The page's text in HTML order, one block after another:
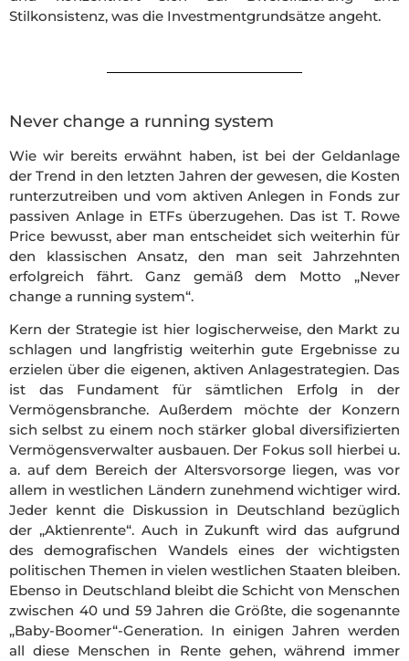
Stilkonsistenz, was die Investmentgrundsätze angeht.
Never change a running system
Wie wir bereits erwähnt haben, ist bei der Geldanlage
der Trend in den letzten Jahren der gewesen, die Kosten
runterzutreiben und vom aktiven Anlegen in Fonds zur
passiven Anlage in ETFs überzugehen. Das ist T. Rowe
Price bewusst, aber man entscheidet sich weiterhin für
den klassischen Ansatz, den man seit Jahrzehnten
erfolgreich fährt. Ganz gemäß dem Motto „Never
change a running system“.
Kern der Strategie ist hier logischerweise, den Markt zu
schlagen und langfristig weiterhin gute Ergebnisse zu
erzielen über die eigenen, aktiven Anlagestrategien. Das
ist das Fundament für sämtlichen Erfolg in der
Vermögensbranche. Außerdem möchte der Konzern
sich selbst zu einem noch stärker global diversifizierten
Vermögensverwalter ausbauen. Der Fokus soll hierbei u.
a. auf dem Bereich der Altersvorsorge liegen, was vor
allem in westlichen Ländern zunehmend wichtiger wird.
Jeder kennt die Diskussion in Deutschland bezüglich
der „Aktienrente“. Auch in Zukunft wird das aufgrund
des demografischen Wandels eines der wichtigsten
politischen Themen in vielen westlichen Staaten bleiben.
Ebenso in Deutschland bleibt die Schicht von Menschen
zwischen 40 und 59 Jahren die Größte, die sogenannte
„Baby-Boomer“-Generation. In einigen Jahren werden
all diese Menschen in Rente gehen, während immer